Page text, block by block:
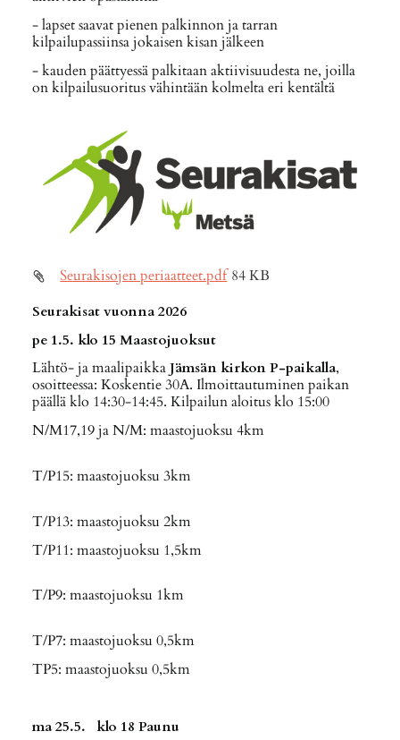
- lapset saavat pienen palkinnon ja tarran
kilpailupassiinsa jokaisen kisan jälkeen
- kauden päättyessä palkitaan aktiivisuudesta ne, joilla
on kilpailusuoritus vähintään kolmelta eri kentältä
Seurakisojen periaatteet.pdf 84 KB
Seurakisat vuonna 2026
pe 1.5. klo 15 Maastojuoksut
Lähtö- ja maalipaikkaJämsän kirkon P-paikalla,
osoitteessa: Koskentie 30A. Ilmoittautuminen paikan
päällä klo 14:30-14:45. Kilpailun aloitus klo 15:00
N/M17,19 ja N/M: maastojuoksu 4km
T/P15: maastojuoksu 3km
T/P13: maastojuoksu 2km
T/P11: maastojuoksu 1,5km
T/P9: maastojuoksu 1km
T/P7: maastojuoksu 0,5km
TP5: maastojuoksu 0,5km
ma 25.5. klo 18 Paunu